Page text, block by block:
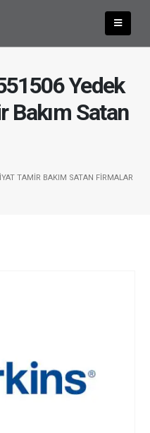
Yedek
Bakım Satan
TAMIR BAKIM SATAN FIRMALAR